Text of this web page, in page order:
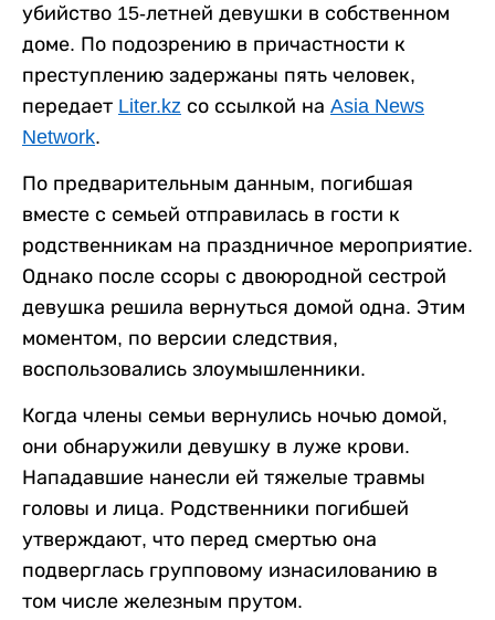
убийство 15-летней девушки в собственном
доме. По подозрению в причастности к
преступлению задержаны пять человек,
передает Liter.kz со ссылкой на Asia News
Network.
По предварительным данным, погибшая
вместе с семьей отправилась в гости к
родственникам на праздничное мероприятие.
Однако после ссоры с двоюродной сестрой
девушка решила вернуться домой одна. Этим
моментом, по версии следствия,
воспользовались злоумышленники.
Когда члены семьи вернулись ночью домой,
они обнаружили девушку в луже крови.
Нападавшие нанесли ей тяжелые травмы
головы и лица. Родственники погибшей
утверждают, что перед смертью она
подверглась групповому изнасилованию в
том числе железным прутом.